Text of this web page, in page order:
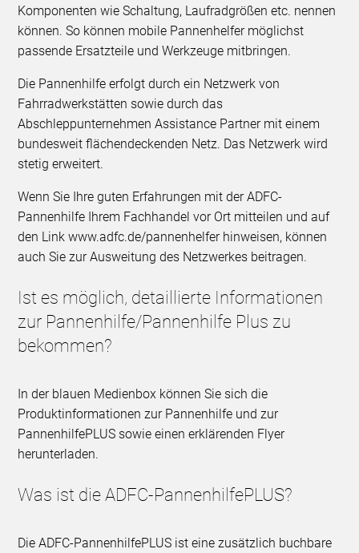
Komponenten wie Schaltung, Laufradgrößen etc. nennen
können. So können mobile Pannenhelfer möglichst
passende Ersatzteile und Werkzeuge mitbringen.
Die Pannenhilfe erfolgt durch ein Netzwerk von
Fahrradwerkstätten sowie durch das
Abschleppunternehmen Assistance Partner mit einem
bundesweit flächendeckenden Netz. Das Netzwerk wird
stetig erweitert.
Wenn Sie Ihre guten Erfahrungen mit der ADFC-
Pannenhilfe Ihrem Fachhandel vor Ort mitteilen und auf
den Link www.adfc.de/pannenhelfer hinweisen, können
auch Sie zur Ausweitung des Netzwerkes beitragen.
Ist es möglich, detaillierte Informationen
zur Pannenhilfe/Pannenhilfe Plus zu
bekommen?
In der blauen Medienbox können Sie sich die
Produktinformationen zur Pannenhilfe und zur
PannenhilfePLUS sowie einen erklärenden Flyer
herunterladen.
Was ist die ADFC-PannenhilfePLUS?
Die ADFC-PannenhilfePLUS ist eine zusätzlich buchbare